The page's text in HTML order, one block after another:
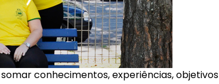
conhecimentos, experiências, objetivos